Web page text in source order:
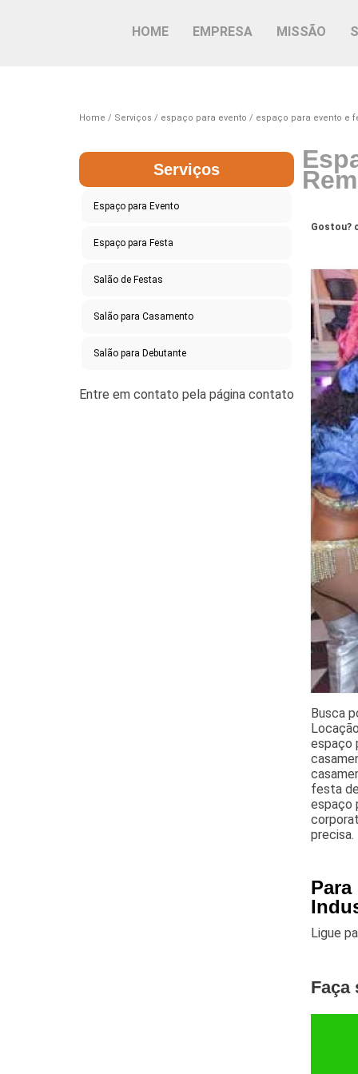
HOME EMPRESA MISSÃO
Home Serviços espaço para evento espaço para evento e
Serviços
Espaço para Evento
Espaço para Festa
Salão de Festas
Salão para Casamento
Salão para Debutante
Gostou?
Busca
espaço
festa
espaço
precisa.
Ligue
Faça